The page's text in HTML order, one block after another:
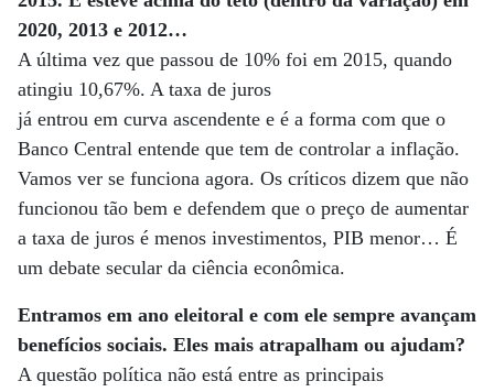
2020, 2013 e 2012…
A última vez que passou de 10% foi em 2015, quando
atingiu 10,67%. A taxa de juros
já entrou em curva ascendente e é a forma com que o
Banco Central entende que tem de controlar a inflação.
Vamos ver se funciona agora. Os críticos dizem que não
funcionou tão bem e defendem que o preço de aumentar
a taxa de juros é menos investimentos, PIB menor… É
um debate secular da ciência econômica.
Entramos em ano eleitoral e com ele sempre avançam
benefícios sociais. Eles mais atrapalham ou ajudam?
A questão política não está entre as principais